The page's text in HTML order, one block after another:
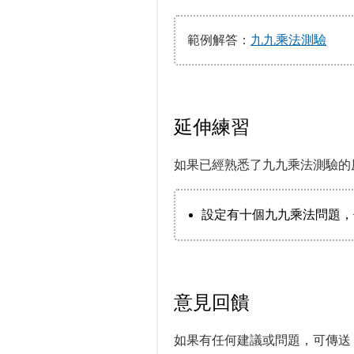
範例解答： 九九乘法測驗
延伸練習
如果已經熟悉了九九乘法測驗
設定有十個九九乘法問題
意見回饋
如果有任何建議或問題，可傳送